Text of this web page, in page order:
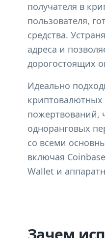
получателя в
пользователя,
средства.
адреса и
дорогостоящих
Идеально
криптовалютных
пожертвований,
одноранговых
со всеми
включая
Wallet и